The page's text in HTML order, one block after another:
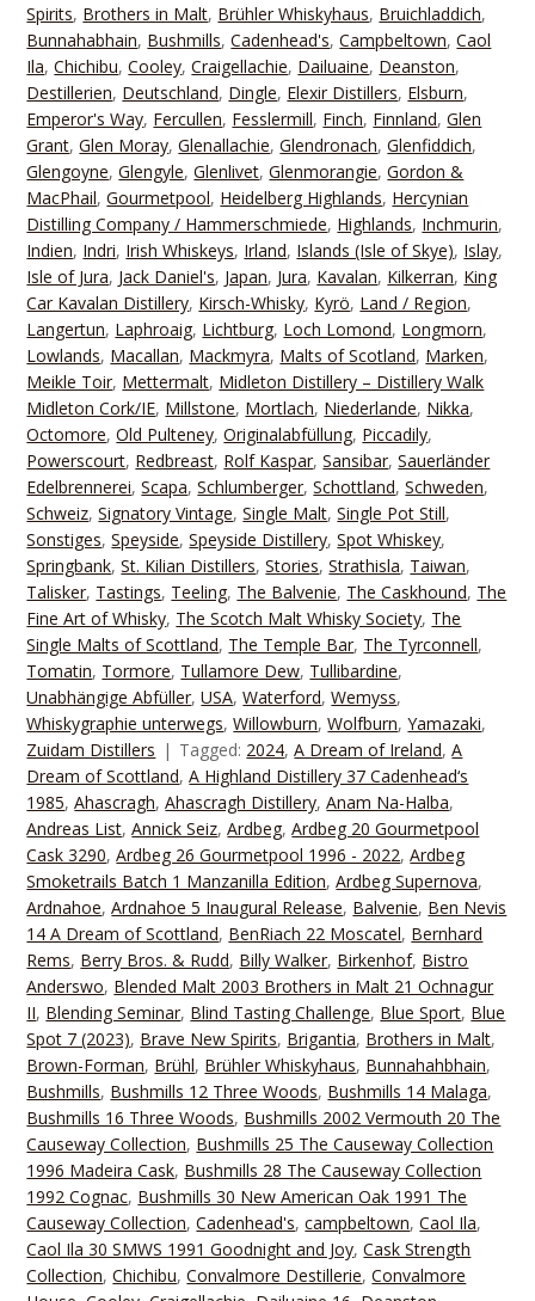
Spirits, Brothers in Malt, Brühler Whiskyhaus, Bruichladdich,
Bunnahabhain, Bushmills,Cadenhead's,Campbeltown,Caol
Ila,Chichibu,Cooley,Craigellachie, Dailuaine, Deanston,
Destillerien, Deutschland, Dingle, Elexir Distillers, Elsburn,
Emperor's Way, Fercullen, Fesslermill, Finch, Finnland,Glen
Grant,Glen Moray,Glenallachie,Glendronach,Glenfiddich,
Glengoyne,Glengyle,Glenlivet,Glenmorangie,Gordon &
MacPhail,Gourmetpool, Heidelberg Highlands, Hercynian
Distilling Company / Hammerschmiede, Highlands, Inchmurin,
Indien, Indri, Irish Whiskeys, Irland, Islands (Isle of Skye), Islay,
Isle of Jura, Jack Daniel's, Japan, Jura, Kavalan, Kilkerran, King
Car Kavalan Distillery, Kirsch-Whisky, Kyrö, Land / Region,
Langertun, Laphroaig, Lichtburg, Loch Lomond, Longmorn,
Lowlands, Macallan, Mackmyra, Malts of Scotland, Marken,
Meikle Toir, Mettermalt, Midleton Distillery – Distillery Walk
Midleton Cork/IE, Millstone, Mortlach, Niederlande, Nikka,
Octomore,Old Pulteney,Originalabfüllung, Piccadily,
Powerscourt, Redbreast, Rolf Kaspar,Sansibar,Sauerländer
Edelbrennerei,Scapa,Schlumberger,Schottland,Schweden,
Schweiz,Signatory Vintage,Single Malt,Single Pot Still,
Sonstiges,Speyside,Speyside Distillery,Spot Whiskey,
Springbank,St. Kilian Distillers,Stories,Strathisla, Taiwan,
Talisker, Tastings, Teeling, The Balvenie, The Caskhound, The
Fine Art of Whisky, The Scotch Malt Whisky Society, The
Single Malts of Scottland, The Temple Bar, The Tyrconnell,
Tomatin, Tormore, Tullamore Dew, Tullibardine,
Unabhängige Abfüller,USA,Waterford,Wemyss,
Whiskygraphie unterwegs,Willowburn,Wolfburn,Yamazaki,
Zuidam Distillers
Tagged: 2024,A Dream of Ireland,A
Dream of Scottland,A Highland Distillery 37 Cadenhead‘s
1985,Ahascragh,Ahascragh Distillery,Anam Na-Halba,
Andreas List,Annick Seiz,Ardbeg,Ardbeg 20 Gourmetpool
Cask 3290,Ardbeg 26 Gourmetpool 1996 - 2022,Ardbeg
Smoketrails Batch 1 Manzanilla Edition,Ardbeg Supernova,
Ardnahoe,Ardnahoe 5 Inaugural Release, Balvenie, Ben Nevis
14 A Dream of Scottland, BenRiach 22 Moscatel, Bernhard
Rems, Berry Bros. & Rudd, Billy Walker, Birkenhof, Bistro
Anderswo, Blended Malt 2003 Brothers in Malt 21 Ochnagur
II, Blending Seminar, Blind Tasting Challenge, Blue Sport, Blue
Spot 7 (2023), Brave New Spirits, Brigantia, Brothers in Malt,
Brown-Forman, Brühl, Brühler Whiskyhaus, Bunnahahbhain,
Bushmills, Bushmills 12 Three Woods, Bushmills 14 Malaga,
Bushmills 16 Three Woods, Bushmills 2002 Vermouth 20 The
Causeway Collection, Bushmills 25 The Causeway Collection
1996 Madeira Cask, Bushmills 28 The Causeway Collection
1992 Cognac, Bushmills 30 New American Oak 1991 The
Causeway Collection,Cadenhead's,campbeltown,Caol Ila,
Caol Ila 30 SMWS 1991 Goodnight and Joy,Cask Strength
Collection,Chichibu,Convalmore Destillerie,Convalmore